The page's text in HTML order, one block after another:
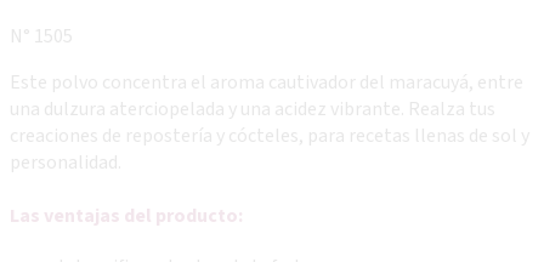
N° 1505
Este polvo concentra el aroma cautivador del maracuyá, entre
una dulzura aterciopelada y una acidez vibrante. Realza tus
creaciones de repostería y cócteles, para recetas llenas de sol y
personalidad.
Las ventajas del producto: